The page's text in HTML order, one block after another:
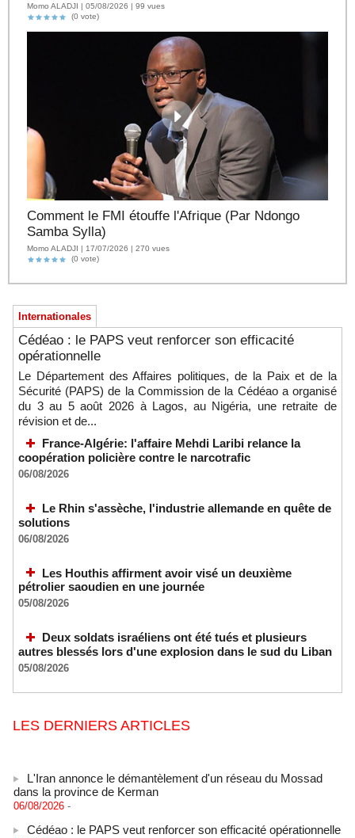
Momo ALADJI | 05/08/2026 | 99 vues
(0 vote)
Comment le FMI étouffe l'Afrique (Par Ndongo
Samba Sylla)
Momo ALADJI | 17/07/2026 | 270 vues
(0 vote)
Internationales
Cédéao : le PAPS veut renforcer son efficacité
opérationnelle
Le Département des Affaires politiques, de la Paix et de la
Sécurité (PAPS) de la Commission de la Cédéao a organisé
du 3 au 5 août 2026 à Lagos, au Nigéria, une retraite de
révision et de...
France-Algérie: l'affaire Mehdi Laribi relance la
coopération policière contre le narcotrafic
06/08/2026
Le Rhin s'assèche, l'industrie allemande en quête de
solutions
06/08/2026
Les Houthis affirment avoir visé un deuxième
pétrolier saoudien en une journée
05/08/2026
Deux soldats israéliens ont été tués et plusieurs
autres blessés lors d'une explosion dans le sud du Liban
05/08/2026
LES DERNIERS ARTICLES
dans la province de Kerman
06/08/2026 -
06/08/2026